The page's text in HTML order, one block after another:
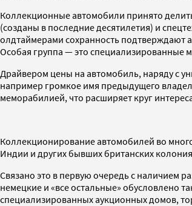
Коллекционные автомобили принято
(созданы в последние десятилетия) и
олдтаймерами сохранность подтверждают
Особая группа — это специализированные
Драйвером цены на автомобиль, наряду с
например громкое имя предыдущего
меморабилией, что расширяет круг
Коллекционирование автомобилей во
Индии и других бывших британских
Связано это в первую очередь с наличием
немецкие и «все остальные» обусловлено
специализированных аукционных домов,